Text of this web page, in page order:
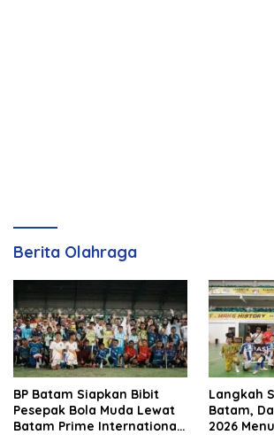
Berita Olahraga
BP Batam Siapkan Bibit
Pesepak Bola Muda Lewat
Batam Prime International
Langkah
Batam,
2026